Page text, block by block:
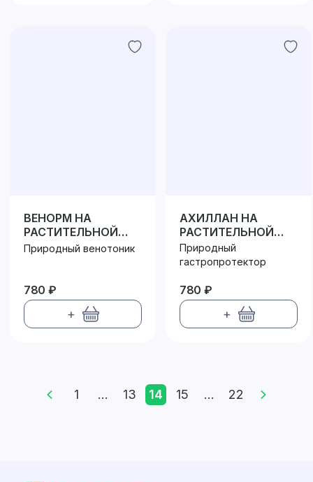
ВЕНОРМ НА
РАСТИТЕЛЬНОЙ
КЛЕТЧАТКЕ
Природный венотоник
780 ₽
+
АХИЛЛАН НА
РАСТИТЕЛЬНОЙ
КЛЕТЧАТКЕ
Природный
гастропротектор
780 ₽
+
1 ... 13 14 15 ... 22